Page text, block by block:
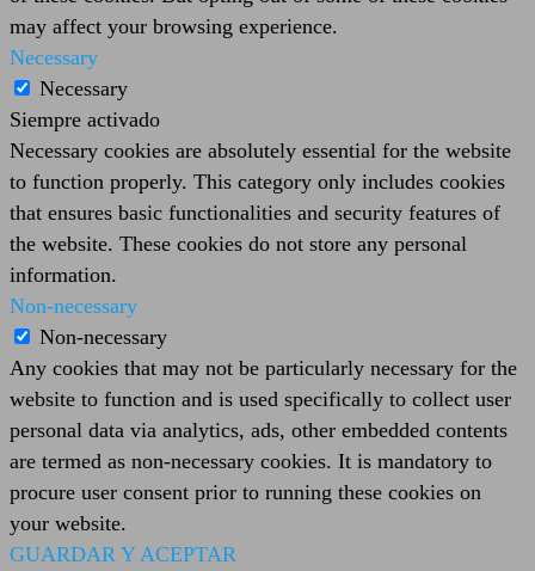
may affect your browsing experience.
Necessary
Necessary
Siempre activado
Necessary cookies are absolutely essential for the website
to function properly. This category only includes cookies
that ensures basic functionalities and security features of
the website. These cookies do not store any personal
information.
Non-necessary
Non-necessary
Any cookies that may not be particularly necessary for the
website to function and is used specifically to collect user
personal data via analytics, ads, other embedded contents
are termed as non-necessary cookies. It is mandatory to
procure user consent prior to running these cookies on
your website.
GUARDAR Y ACEPTAR